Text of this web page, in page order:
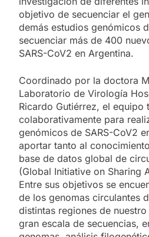
objetivo de secuenciar el
demás estudios genómicos
secuenciar más de 400
SARS-CoV2 en Argentina.
Coordinado por la doctora
Laboratorio de Virología
Ricardo Gutiérrez, el equipo
colaborativamente para
genómicos de SARS-CoV2
aportar tanto al
base de datos global de
(Global Initiative on Sharing
Entre sus objetivos se
de los genomas circulantes
distintas regiones de
gran escala de secuencias,